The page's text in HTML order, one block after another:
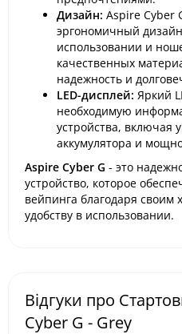
Дизайн: Aspire Cyber
эргономичный
использовании и
качественных
надежность и
LED-дисплей: Яркий
необходимую
устройства, включая
аккумулятора и
Aspire Cyber G - это
устройство, которое
вейпинга благодаря своим
удобству в использовании.
Відгуки про
Cyber G - Grey